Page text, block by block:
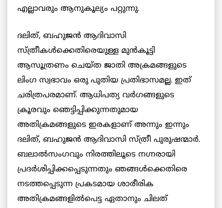
എല്ലാവരും ആനുകൂല്യം പറ്റുന്നു.
ദലിത്, ബഹുജന്‍ ആദിവാസി
സ്ത്രീകള്‍ക്കെതിരെയുള്ള മുന്‍കൂട്ടി
ആസൂത്രണം ചെയ്ത ജാതി അക്രമങ്ങളുടെ
ലിംഗ സ്വഭാവം ഒരു പുതിയ പ്രതിഭാസമല്ല. ഇത്
ചരിത്രപരമാണ്. ആധിപത്യ വര്‍ഗങ്ങളുടെ
ക്രൂരവും ഞെട്ടിപ്പിക്കുന്നതുമായ
അതിക്രമങ്ങളുടെ ഇരകളാണ് അന്നും ഇന്നും
ദലിത്, ബഹുജന്‍ ആദിവാസി സ്ത്രീ പുരുഷന്മാര്‍.
ബലാല്‍സംഗവും നിരത്തിലൂടെ നഗ്നരായി
പ്രദര്‍ശിപ്പിക്കപ്പെടുന്നതും ഞങ്ങള്‍ക്കെതിരെ
നടത്തപ്പെടുന്ന പ്രകടമായ ശാരീരിക
അതിക്രമങ്ങളില്‍പെട്ട ഏതാനും ചിലത്